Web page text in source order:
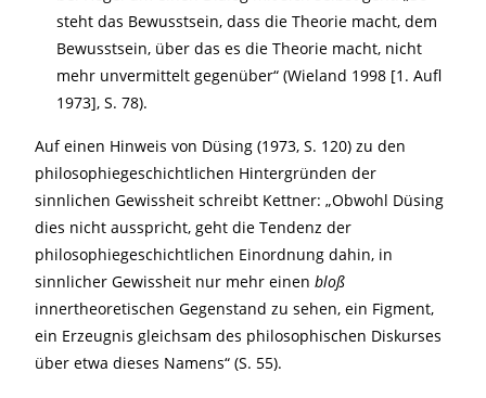
steht das Bewusstsein, dass die Theorie macht, dem
Bewusstsein, über das es die Theorie macht, nicht
mehr unvermittelt gegenüber“ (Wieland 1998 [1. Aufl
1973], S. 78).
Auf einen Hinweis von Düsing (1973, S. 120) zu den
philosophiegeschichtlichen Hintergründen der
sinnlichen Gewissheit schreibt Kettner: „Obwohl Düsing
dies nicht ausspricht, geht die Tendenz der
philosophiegeschichtlichen Einordnung dahin, in
sinnlicher Gewissheit nur mehr einenbloß
innertheoretischen Gegenstand zu sehen, ein Figment,
ein Erzeugnis gleichsam des philosophischen Diskurses
über etwa dieses Namens“ (S. 55).